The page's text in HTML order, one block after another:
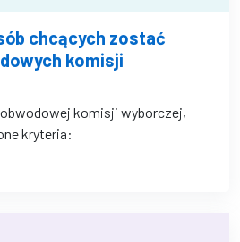
chcących zostać
komisji
komisji wyborczej,
kryteria: